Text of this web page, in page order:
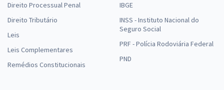
Direito Processual Penal
Direito Tributário
Leis
Leis Complementares
Remédios Constitucionais
IBGE
INSS - Instituto Nacional do
Seguro Social
PRF - Polícia Rodoviária Federal
PND